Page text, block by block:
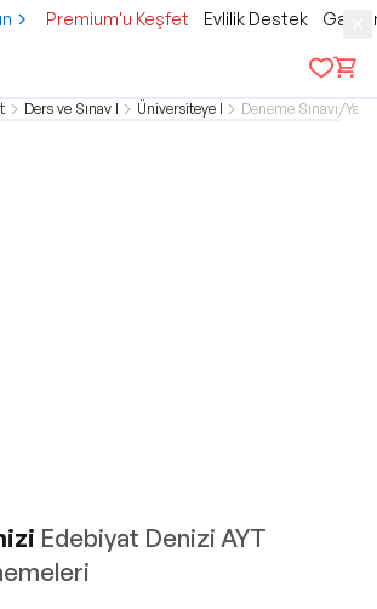
Premium'u Keşfet Evlilik Destek
Ders ve Sınav KitaplarıÜniversiteye HazırlıkDeneme Sınavı/
Edebiyat Denizi AYT